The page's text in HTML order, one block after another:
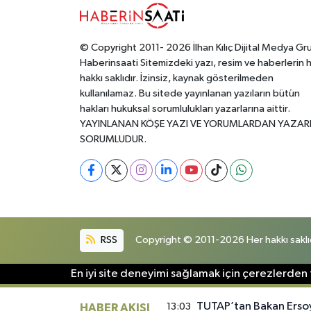
© Copyright 2011- 2026 İlhan Kılıç Dijital Medya
Haberinsaati Sitemizdeki yazı, resim ve haberlerin
hakkı saklıdır. İzinsiz, kaynak gösterilmeden
kullanılamaz. Bu sitede yayınlanan yazıların bütün
hakları hukuksal sorumlulukları yazarlarına aittir.
YAYINLANAN KÖŞE YAZI VE YORUMLARDAN
SORUMLUDUR.
RSS Copyright © 2011-2026 Her hakkı
En iyi site deneyimi sağlamak için çerezlerden
HABER AKIŞI 13:03 TUTAP’tan Bakan